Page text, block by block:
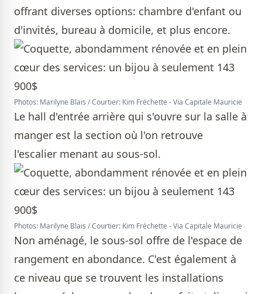
offrant diverses options: chambre d'enfant ou
d'invités, bureau à domicile, et plus encore.
Photos: Marilyne Blais / Courtier: Kim Fréchette - Via Capitale Mauricie
Le hall d'entrée arrière qui s'ouvre sur la salle à
manger est la section où l'on retrouve
l'escalier menant au sous-sol.
Photos: Marilyne Blais / Courtier: Kim Fréchette - Via Capitale Mauricie
Non aménagé, le sous-sol offre de l'espace de
rangement en abondance. C'est également à
ce niveau que se trouvent les installations